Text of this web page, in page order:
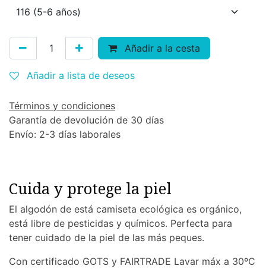
Añadir a la cesta
Añadir a lista de deseos
Términos y condiciones
Garantía de devolución de 30 días
Envío: 2-3 días laborales
Cuida y protege la piel
El algodón de está camiseta ecológica es orgánico,
está libre de pesticidas y químicos. Perfecta para
tener cuidado de la piel de las más peques.
Con certificado GOTS y FAIRTRADE Lavar máx a 30ºC